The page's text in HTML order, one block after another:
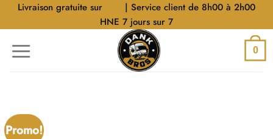
AllerLivraison gratuite sur
| Service client de 8h00 à 2h00
HNE 7 jours sur 7
0
Promo!